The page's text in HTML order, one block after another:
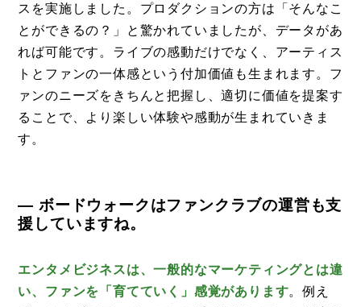
スを実施しました。プロダクションの方は「そんなこ
とができるの？」と驚かれていましたが、データがあ
れば可能です。ライブの感動だけでなく、アーティス
トとファンの一体感という付加価値も生まれます。フ
ァンのニーズをきちんと把握し、適切に価値を提案す
ることで、より楽しい体験や感動が生まれていきま
す。
— ボードウォークはファンクラブの運営も支
援していますね。
エンタメビジネスは、一般的なマーケティングとは違
い、ファンを「育てていく」感覚があります。例え